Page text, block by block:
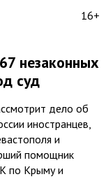
16+
незаконных
суд
дело об
иностранцев,
и
помощник
по Крыму и